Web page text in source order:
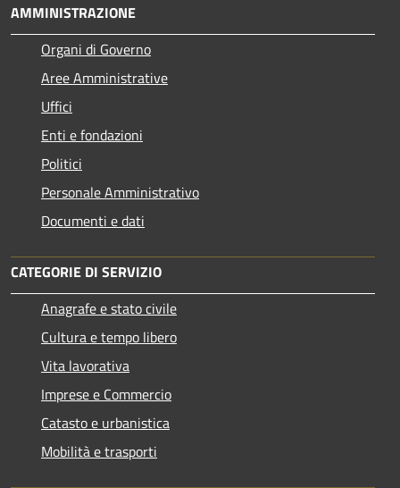
AMMINISTRAZIONE
Organi di Governo
Aree Amministrative
Uffici
Enti e fondazioni
Politici
Personale Amministrativo
Documenti e dati
CATEGORIE DI SERVIZIO
Anagrafe e stato civile
Cultura e tempo libero
Vita lavorativa
Imprese e Commercio
Catasto e urbanistica
Mobilità e trasporti